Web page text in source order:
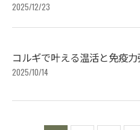
2025/12/23
コルギで叶える温活と免疫
2025/10/14